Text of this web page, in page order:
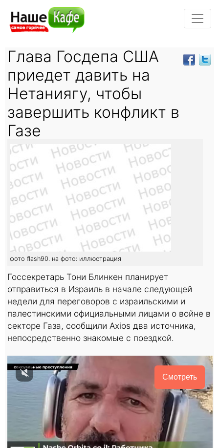
Глава Госдепа США
приедет давить на
Нетаниягу, чтобы
завершить конфликт в
Газе
фото flash90. на фото: иллюстрация
Госсекретарь Тони Блинкен планирует
отправиться в Израиль в начале следующей
недели для переговоров с израильскими и
палестинскими официальными лицами о войне в
секторе Газа, сообщили Axios два источника,
непосредственно знакомые с поездкой.
Смотреть